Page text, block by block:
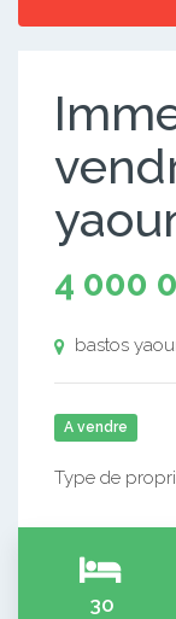
4 000
bastos
A vendre
Type de
30